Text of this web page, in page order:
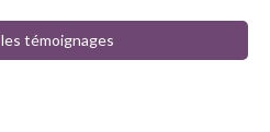
témoignages